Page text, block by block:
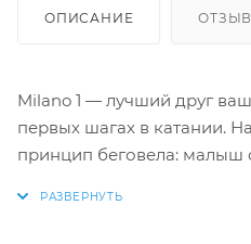
ОПИСАНИЕ
Milano 1 — лучший друг
первых шагах в катании.
принцип беговела: малыш